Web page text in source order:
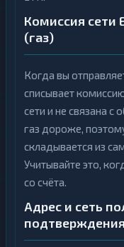
Комиссия сети
(газ)
Когда вы
списывает
сети и не связана с
газ дороже,
складывается из
Учитывайте это,
со счёта.
Адрес и сеть